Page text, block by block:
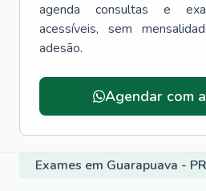
agenda consultas e
acessíveis, sem
adesão.
Agendar com
Menu lateral
Exames em Guarapuava - PR